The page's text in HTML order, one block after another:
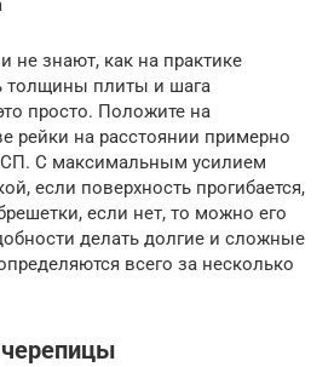
не знают, как на практике
толщины плиты и шага
просто. Положите на
рейки на расстоянии примерно
С максимальным усилием
если поверхность прогибается,
если нет, то можно его
делать долгие и сложные
всего за несколько